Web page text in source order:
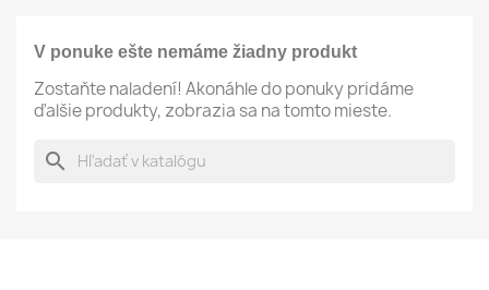
V ponuke ešte nemáme žiadny produkt
Zostaňte naladení! Akonáhle do ponuky pridáme
ďalšie produkty, zobrazia sa na tomto mieste.
search